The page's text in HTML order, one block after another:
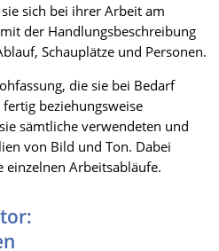
sich bei ihrer Arbeit am
der Handlungsbeschreibung
Schauplätze und Personen.
die sie bei Bedarf
beziehungsweise
sämtliche verwendeten und
von Bild und Ton. Dabei
Arbeitsabläufe.